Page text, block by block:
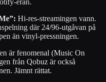
Hi-res-streamingen vann.
där 24/96-utgåvan på
än vinyl-pressningen.
är fenomenal (Music On
från Qobuz är också
Jämnt rättat.